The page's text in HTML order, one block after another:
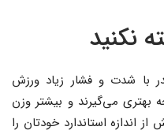
نکنید
با شدت و فشار زیاد ورزش
بهتری می‌گیرند و بیشتر وزن
اندازه استاندارد خودتان را